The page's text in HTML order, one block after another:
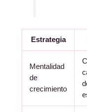
Estrategia
Mentalidad
de
crecimiento